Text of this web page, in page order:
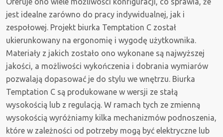
jest idealne zarówno do pracy indywidualnej, jak i
zespołowej. Projekt biurka Temptation C został
ukierunkowany na ergonomię i wygodę użytkownika.
Materiały z jakich zostało ono wykonane są najwyższej
jakości, a możliwości wykończenia i dobrania wymiarów
pozwalają dopasować je do stylu we wnętrzu. Biurka
Temptation C są produkowane w wersji ze stałą
wysokością lub z regulacją. W ramach tych ze zmienną
wysokością wyróżniamy kilka mechanizmów podnoszenia,
które w zależności od potrzeby mogą być elektryczne lub